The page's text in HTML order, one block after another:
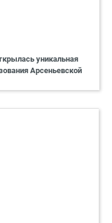
уникальная
Арсеньевской